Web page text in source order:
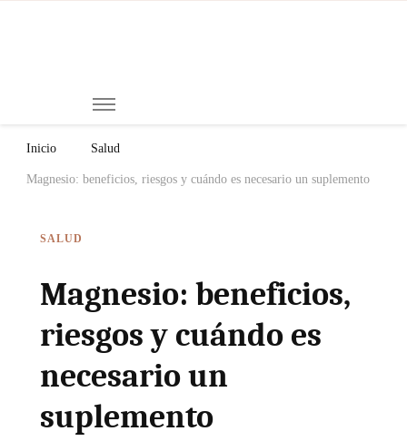
Inicio Salud
Magnesio: beneficios, riesgos y cuándo es necesario un suplemento
SALUD
Magnesio: beneficios,
riesgos y cuándo es
necesario un
suplemento